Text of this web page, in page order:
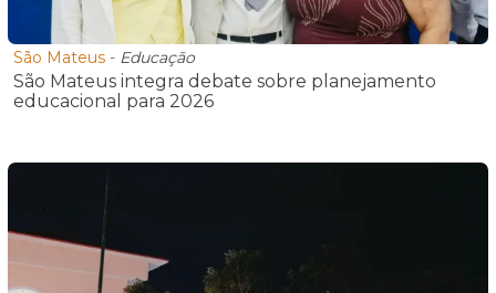
São Mateus - Educação
São Mateus integra debate sobre planejamento
educacional para 2026